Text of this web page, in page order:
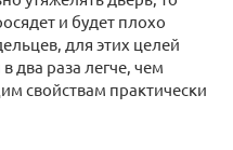
и будет плохо
для этих целей
два раза легче, чем
свойствам практически